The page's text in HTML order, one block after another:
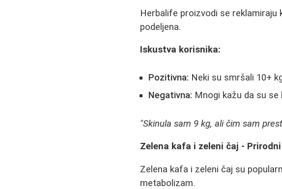
Herbalife proizvodi se reklamiraju
podeljena.
Iskustva korisnika:
Pozitivna: Neki su smršali 10+
Negativna: Mnogi kažu da su
"Skinula sam 9 kg, ali čim sam
Zelena kafa i zeleni čaj -
Zelena kafa i zeleni čaj su
metabolizam.